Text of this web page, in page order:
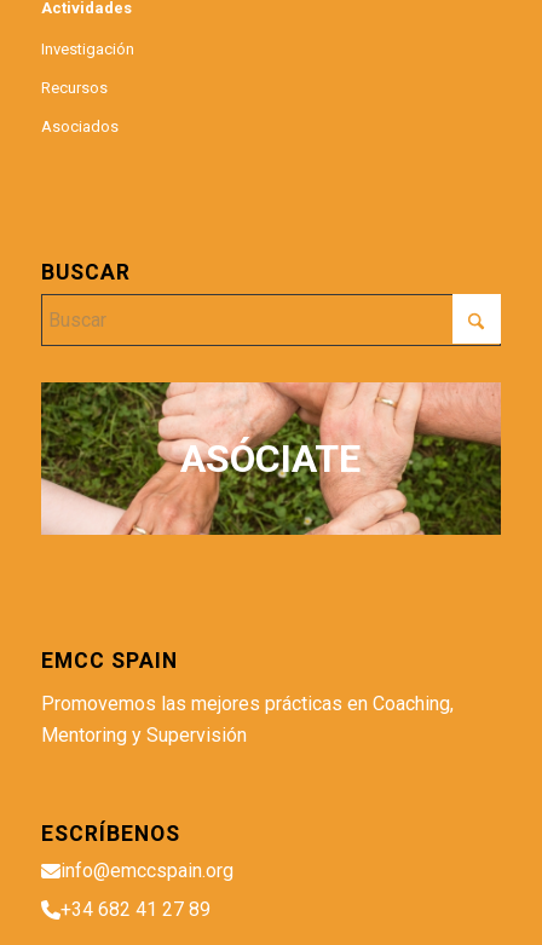
Actividades
Investigación
Recursos
Asociados
BUSCAR
ASÓCIATE
EMCC SPAIN
Promovemos las mejores prácticas en Coaching,
Mentoring y Supervisión
ESCRÍBENOS
info@emccspain.org
+34 682 41 27 89